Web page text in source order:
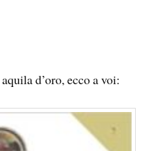
aquila d’oro, ecco a voi: